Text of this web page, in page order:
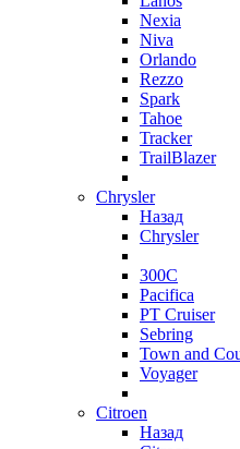
Nexia
Niva
Orlando
Rezzo
Spark
Tahoe
Tracker
TrailBlazer
Chrysler
Назад
Chrysler
300C
Pacifica
PT Cruiser
Sebring
Town and
Voyager
Citroen
Назад